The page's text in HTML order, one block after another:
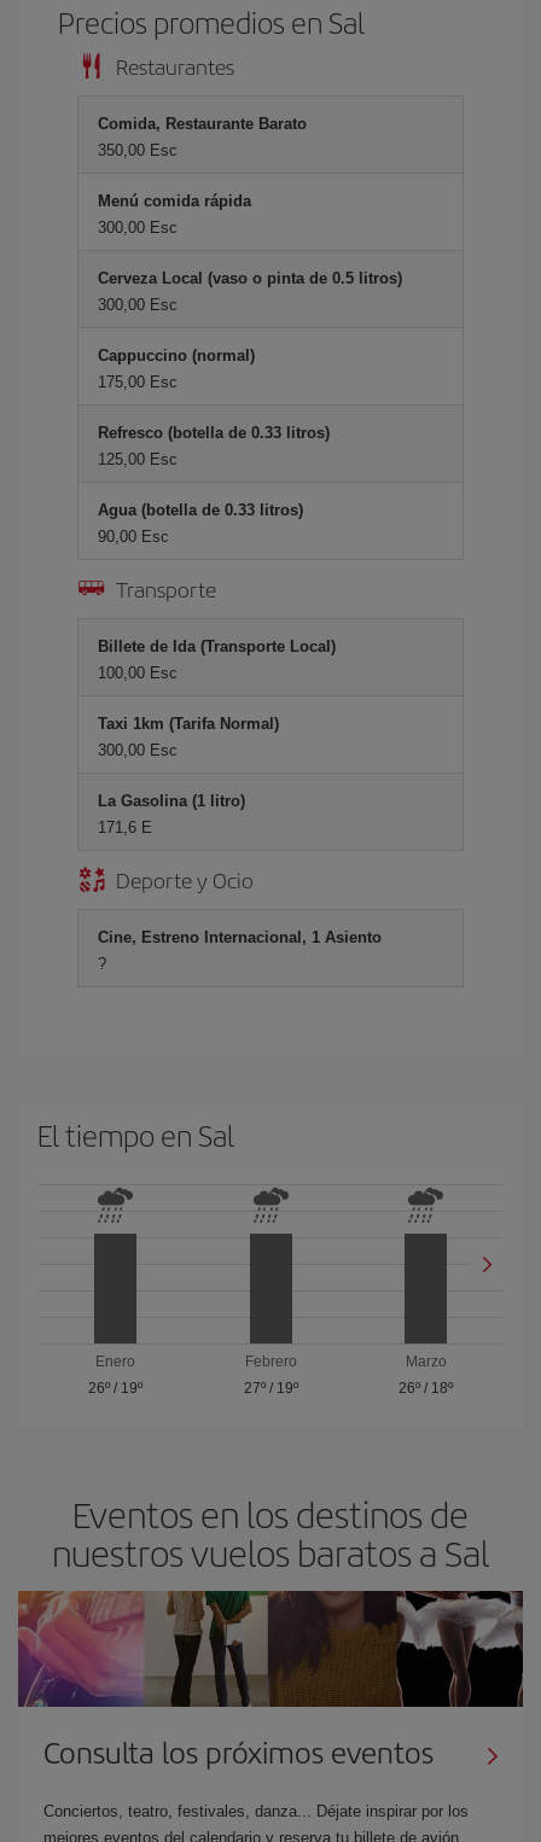
Precios promedios en Sal
Restaurantes
Comida, Restaurante Barato
350,00 Esc
Menú comida rápida
300,00 Esc
Cerveza Local (vaso o pinta de 0.5 litros)
300,00 Esc
Cappuccino (normal)
175,00 Esc
Refresco (botella de 0.33 litros)
125,00 Esc
Agua (botella de 0.33 litros)
90,00 Esc
Transporte
Billete de Ida (Transporte Local)
100,00 Esc
Taxi 1km (Tarifa Normal)
300,00 Esc
La Gasolina (1 litro)
171,6 E
Deporte y Ocio
Cine, Estreno Internacional, 1 Asiento
?
El tiempo en Sal
Enero
26º/ 19º
Febrero
27º/ 19º
Marzo
26º / 18º
Eventos en los destinos de
nuestros vuelos baratos a Sal
Consulta los próximos eventos
Conciertos, teatro, festivales, danza... Déjate inspirar por los
mejores eventos del calendario y reserva tu billete de avión